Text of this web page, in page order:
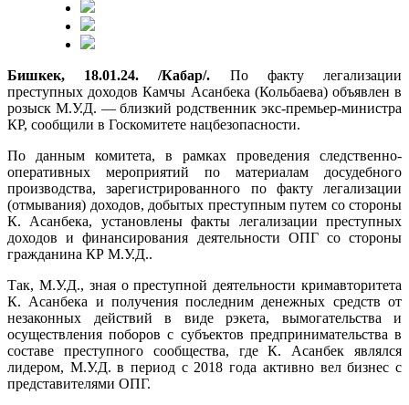
Бишкек, 18.01.24. /Кабар/. По факту легализации
преступных доходов Камчы Асанбека (Кольбаева) объявлен в
розыск М.У.Д. — близкий родственник экс-премьер-министра
КР, сообщили в Госкомитете нацбезопасности.
По данным комитета, в рамках проведения следственно-
оперативных мероприятий по материалам досудебного
производства, зарегистрированного по факту легализации
(отмывания) доходов, добытых преступным путем со стороны
К. Асанбека, установлены факты легализации преступных
доходов и финансирования деятельности ОПГ со стороны
гражданина КР М.У.Д..
Так, М.У.Д., зная о преступной деятельности кримавторитета
К. Асанбека и получения последним денежных средств от
незаконных действий в виде рэкета, вымогательства и
осуществления поборов с субъектов предпринимательства в
составе преступного сообщества, где К. Асанбек являлся
лидером, М.У.Д. в период с 2018 года активно вел бизнес с
представителями ОПГ.